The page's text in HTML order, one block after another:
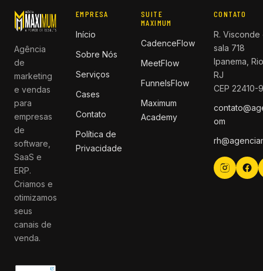
Agência
de
marketing
e vendas
para
empresas
de
software,
SaaS e
ERP.
Criamos e
otimizamos
seus
canais de
venda.
EMPRESA
Início
Sobre Nós
Serviços
Cases
Contato
Política de
Privacidade
SUITE
MAXIMUM
CadenceFlow
MeetFlow
FunnelsFlow
Maximum
Academy
CONTATO
R.
sala 718
Ipanema,
RJ
CEP 22410-
om